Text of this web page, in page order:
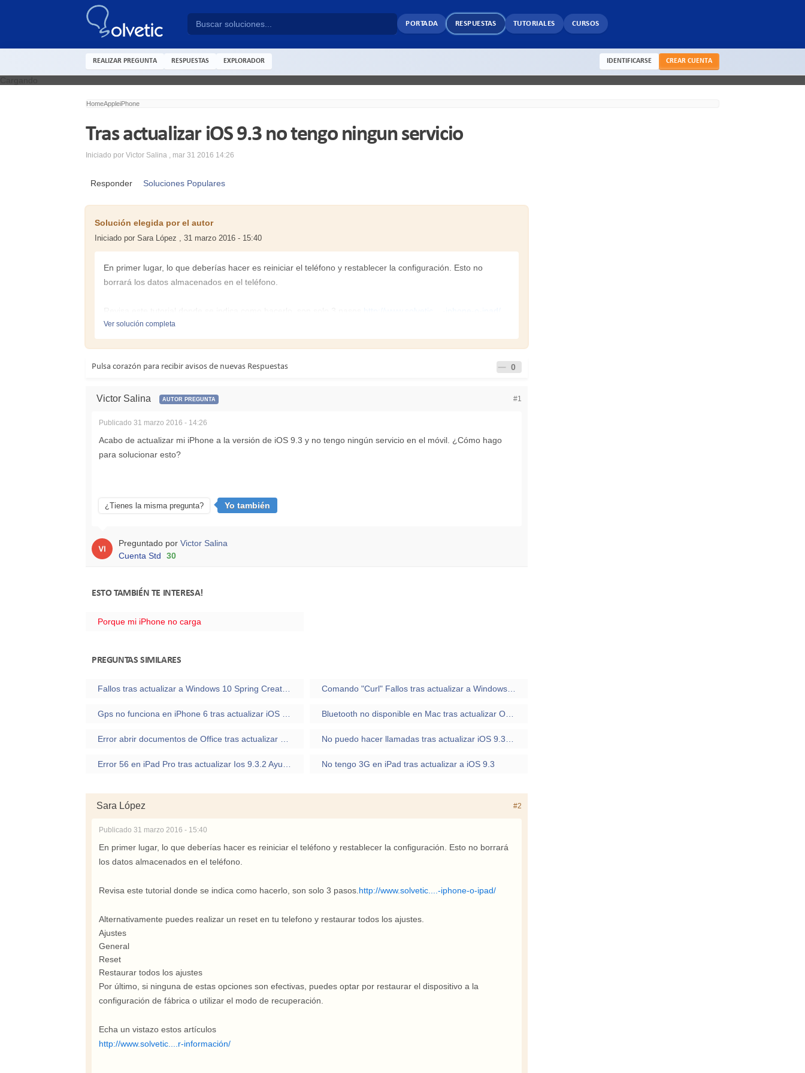
PORTADA RESPUESTAS TUTORIALES CURSOS
REALIZAR PREGUNTA RESPUESTAS EXPLORADOR IDENTIFICARSE CREAR CUENTA
HomeAppleiPhone
Tras actualizar iOS 9.3 no tengo ningun servicio
Iniciado por Victor Salina , mar 31 2016 14:26
Responder Soluciones Populares
Solución elegida por el autor
Iniciado por Sara López , 31 marzo 2016 - 15:40
En primer lugar, lo que deberías hacer es reiniciar el teléfono y restablecer la configuración. Esto no
borrará los datos almacenados en el teléfono.
http://www.solvetic....-iphone-o-ipad/
Alternativamente puedes realizar un reset en tu telefono y restaurar todos los ajustes.
General
Restaurar todos los ajustes
Echa un vistazo estos artículos
Ver solución completa
Pulsa corazón para recibir avisos de nuevas Respuestas 0
Victor Salina AUTOR PREGUNTA #1
Publicado 31 marzo 2016 - 14:26
Acabo de actualizar mi iPhone a la versión de iOS 9.3 y no tengo ningún servicio en el móvil. ¿Cómo hago
para solucionar esto?
¿Tienes la misma pregunta? Yo también
Preguntado por Victor Salina
Cuenta Std
30
ESTO TAMBIÉN TE INTERESA!
Porque mi iPhone no carga
PREGUNTAS SIMILARES
No tengo 3G en iPad tras actualizar a iOS 9.3
Sara López #2
Publicado 31 marzo 2016 - 15:40
En primer lugar, lo que deberías hacer es reiniciar el teléfono y restablecer la configuración. Esto no borrará
los datos almacenados en el teléfono.
Revisa este tutorial donde se indica como hacerlo, son solo 3 pasos. http://www.solvetic....-iphone-o-ipad/
Alternativamente puedes realizar un reset en tu telefono y restaurar todos los ajustes.
Ajustes
General
Reset
Restaurar todos los ajustes
Por último, si ninguna de estas opciones son efectivas, puedes optar por restaurar el dispositivo a la
configuración de fábrica o utilizar el modo de recuperación.
Echa un vistazo estos artículos
http://www.solvetic....r-información/